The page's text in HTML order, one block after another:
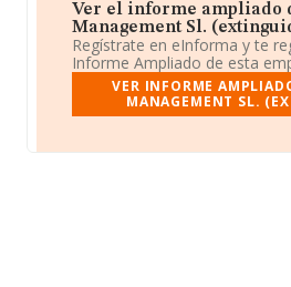
Ver el informe ampliado
Management Sl.
Regístrate en eInforma y te
Informe Ampliado de esta
VER INFORME
MANAGEMENT SL.